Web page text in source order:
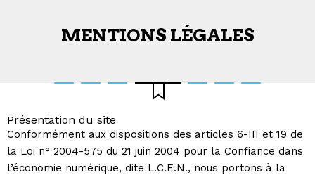
MENTIONS LÉGALES
Présentation du site
Conformément aux dispositions des articles 6-III et 19 de
la Loi n° 2004-575 du 21 juin 2004 pour la Confiance dans
l’économie numérique, dite L.C.E.N., nous portons à la